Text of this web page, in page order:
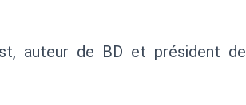
auteur de BD et président de